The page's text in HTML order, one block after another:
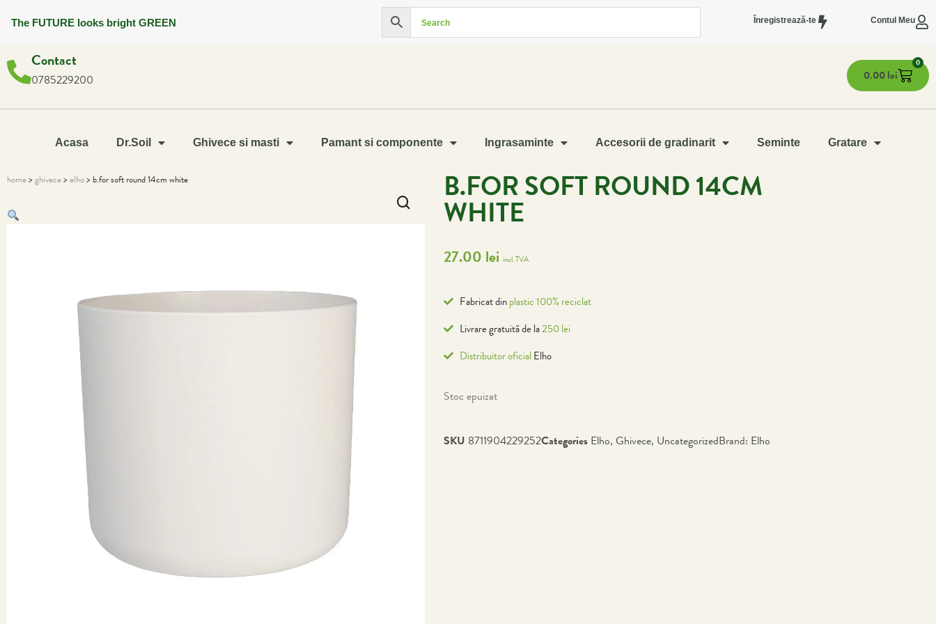
The FUTURE looks bright GREEN Înregistrează-te Contul Meu
Contact
0785229200 0.00lei
0
Acasa Dr.Soil Ghivece si masti Pamant si componente Ingrasaminte Accesorii de gradinarit Seminte Gratare
home>ghivece>elho> b.for soft round 14cm white B.FOR SOFT ROUND 14CM
WHITE
27.00 lei incl. TVA
Fabricat dinplastic 100% reciclat
Livrare gratuită de la250 lei
Distribuitor oficial Elho
Stoc epuizat
SKU 8711904229252Categories Elho, Ghivece, UncategorizedBrand: Elho